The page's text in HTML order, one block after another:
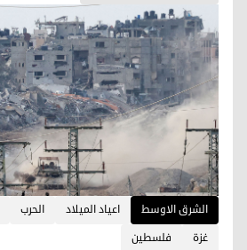
الشرق الاوسط اعياد الميلاد الحرب
غزة
فلسطين